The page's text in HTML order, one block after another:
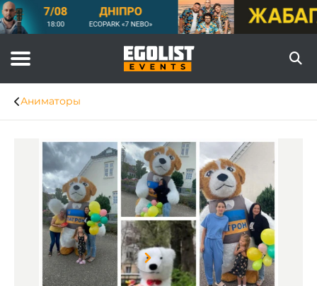
Аниматоры
Item
1